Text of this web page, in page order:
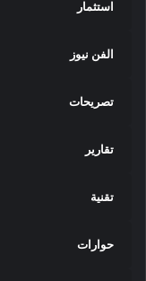
استثمار
الفن نيوز
تصريحات
تقارير
تقنية
حوارات